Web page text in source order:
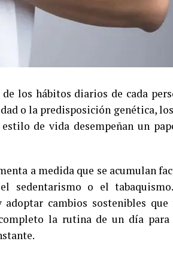
los hábitos diarios de cada
o la predisposición genética,
de vida desempeñan un
a medida que se acumulan
sedentarismo o el
cambios sostenibles que
la rutina de un día